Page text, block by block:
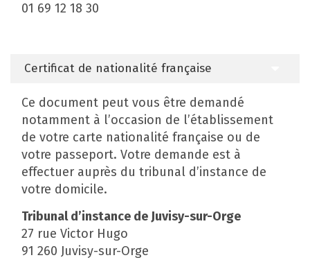
01 69 12 18 30
Certificat de nationalité française
Ce document peut vous être demandé
notamment à l’occasion de l’établissement
de votre carte nationalité française ou de
votre passeport. Votre demande est à
effectuer auprès du tribunal d’instance de
votre domicile.
Tribunal d’instance de Juvisy-sur-Orge
27 rue Victor Hugo
91 260 Juvisy-sur-Orge